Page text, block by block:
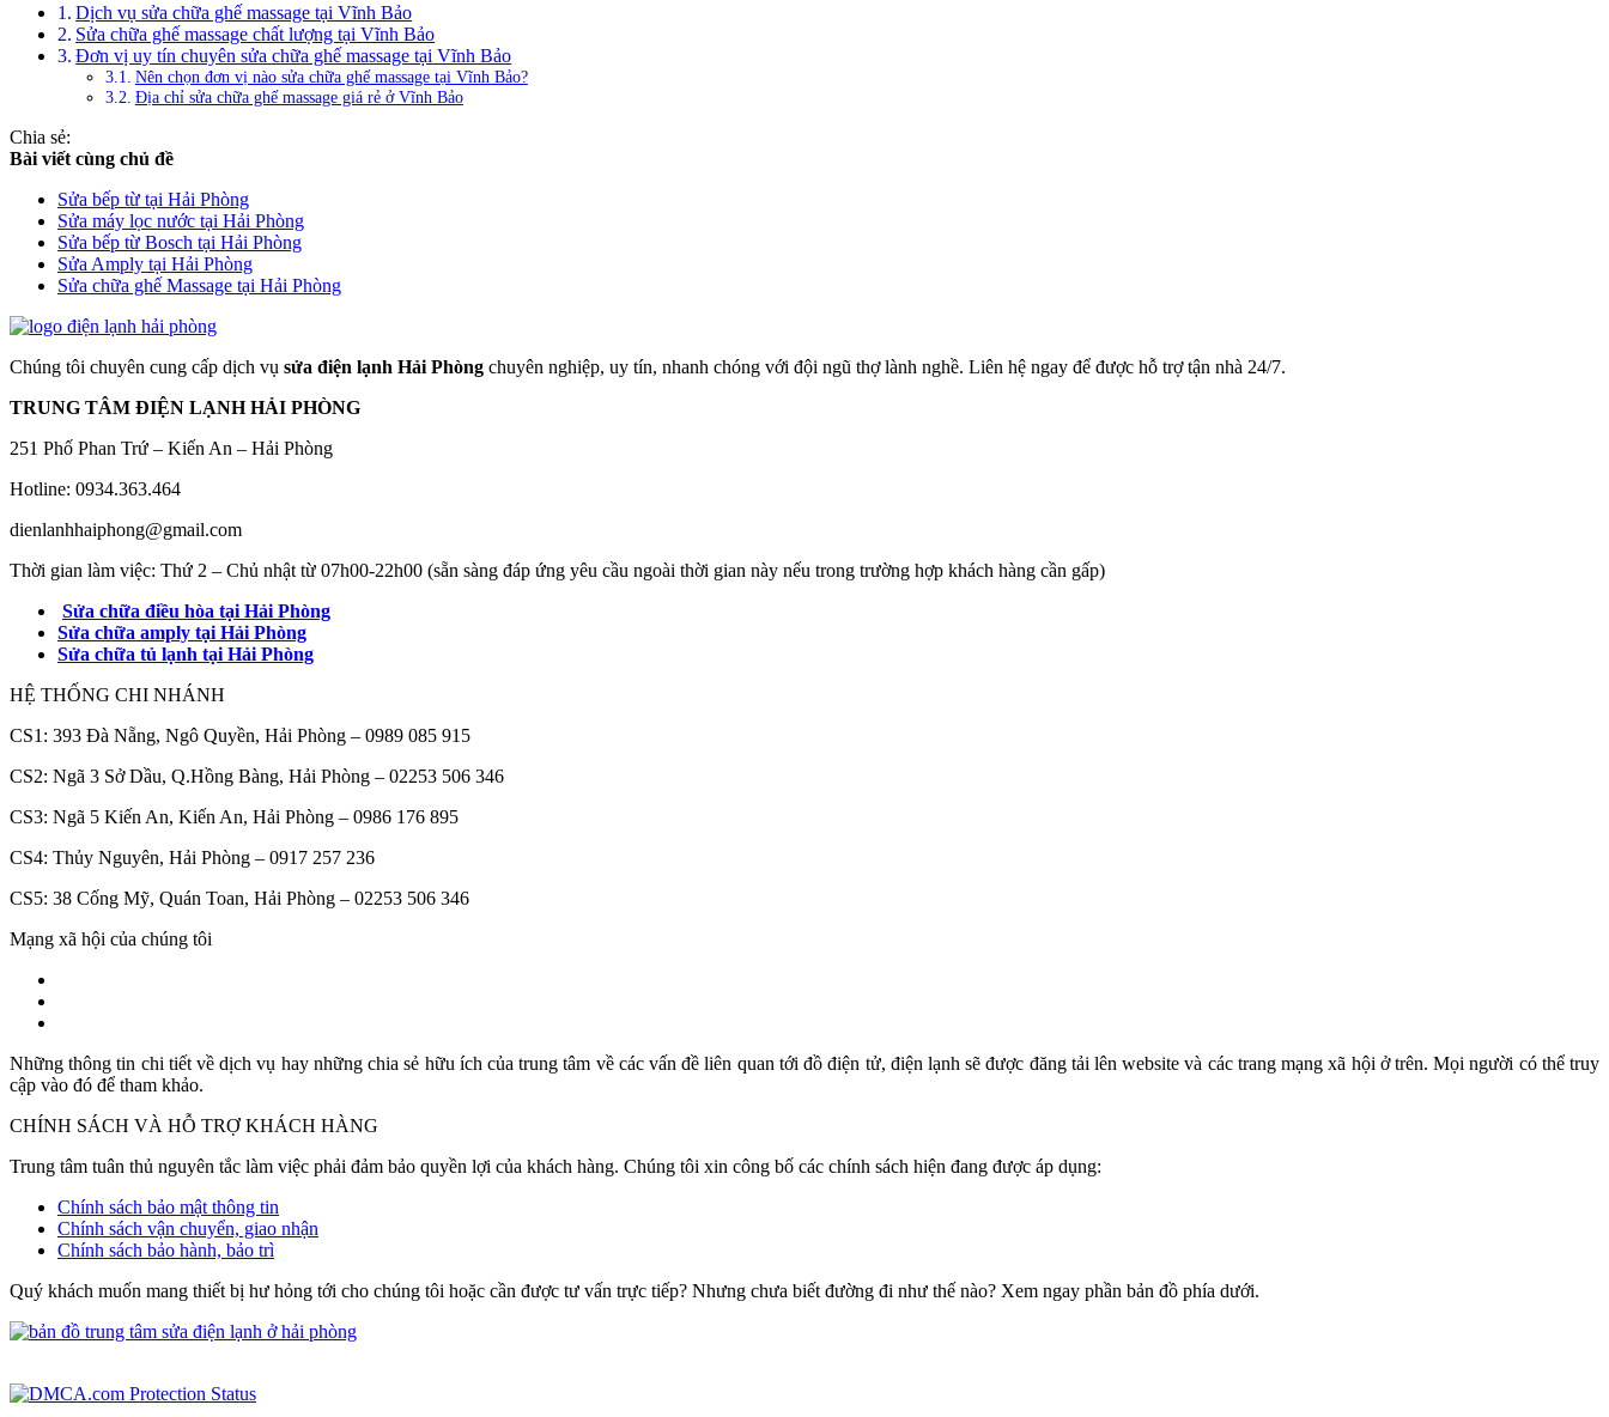
Dịch vụ sửa chữa ghế massage tại Vĩnh Bảo
Sửa chữa ghế massage chất lượng tại Vĩnh Bảo
Đơn vị uy tín chuyên sửa chữa ghế massage tại Vĩnh Bảo
Nên chọn đơn vị nào sửa chữa ghế massage tại Vĩnh Bảo?
Địa chỉ sửa chữa ghế massage giá rẻ ở Vĩnh Bảo
Chia sẻ:
Bài viết cùng chủ đề
Sửa bếp từ tại Hải Phòng
Sửa máy lọc nước tại Hải Phòng
Sửa bếp từ Bosch tại Hải Phòng
Sửa Amply tại Hải Phòng
Sửa chữa ghế Massage tại Hải Phòng
Chúng tôi chuyên cung cấp dịch vụ sửa điện lạnh Hải Phòng chuyên nghiệp, uy tín, nhanh chóng với đội ngũ thợ lành nghề. Liên hệ ngay để được hỗ trợ tận nhà 24/7.
TRUNG TÂM ĐIỆN LẠNH HẢI PHÒNG
251 Phố Phan Trứ – Kiến An – Hải Phòng
Hotline: 0934.363.464
dienlanhhaiphong@gmail.com
Thời gian làm việc: Thứ 2 – Chủ nhật từ 07h00-22h00 (sẵn sàng đáp ứng yêu cầu ngoài thời gian này nếu trong trường hợp khách hàng cần gấp)
Sửa chữa điều hòa tại Hải Phòng
Sửa chữa amply tại Hải Phòng
Sửa chữa tủ lạnh tại Hải Phòng
HỆ THỐNG CHI NHÁNH
CS1: 393 Đà Nẵng, Ngô Quyền, Hải Phòng – 0989 085 915
CS2: Ngã 3 Sở Dầu, Q.Hồng Bàng, Hải Phòng – 02253 506 346
CS3: Ngã 5 Kiến An, Kiến An, Hải Phòng – 0986 176 895
CS4: Thủy Nguyên, Hải Phòng – 0917 257 236
CS5: 38 Cống Mỹ, Quán Toan, Hải Phòng – 02253 506 346
Mạng xã hội của chúng tôi
Những thông tin chi tiết về dịch vụ hay những chia sẻ hữu ích của trung tâm về các vấn đề liên quan tới đồ điện tử, điện lạnh sẽ được đăng tải lên website và các trang mạng xã hội ở trên. Mọi người có thể truy
cập vào đó để tham khảo.
CHÍNH SÁCH VÀ HỖ TRỢ KHÁCH HÀNG
Trung tâm tuân thủ nguyên tắc làm việc phải đảm bảo quyền lợi của khách hàng. Chúng tôi xin công bố các chính sách hiện đang được áp dụng:
Chính sách bảo mật thông tin
Chính sách vận chuyển, giao nhận
Chính sách bảo hành, bảo trì
Quý khách muốn mang thiết bị hư hỏng tới cho chúng tôi hoặc cần được tư vấn trực tiếp? Nhưng chưa biết đường đi như thế nào? Xem ngay phần bản đồ phía dưới.